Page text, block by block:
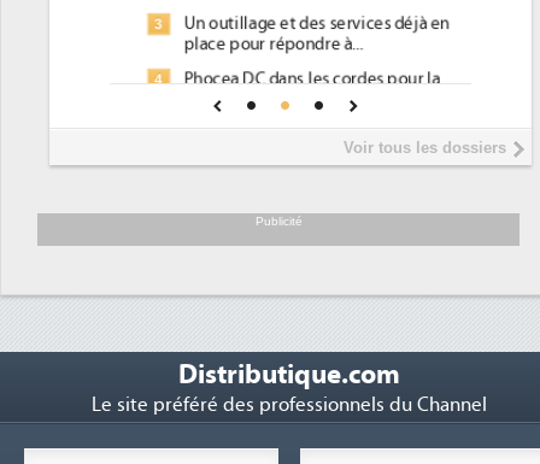
Un outillage et des services déjà en
place pour répondre à...
Phocea DC dans les cordes pour la
Interview de Fabrice Coquio,
président de Digital Realty...
soutient les...
Voir tous les dossiers
Publicité
Distributique.com
Le site préféré des professionnels du Channel